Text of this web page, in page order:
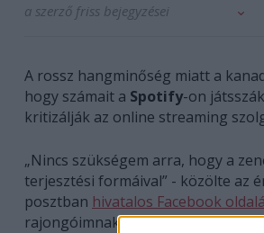
a szerző friss bejegyzései
A rossz hangminőség miatt a
hogy számait a Spotify-on
kritizálják az online streaming
„Nincs szükségem arra, hogy a
terjesztési formáival” - közölte az
posztban hivatalos Facebook
rajongóimnak. Rosszat tesznek a